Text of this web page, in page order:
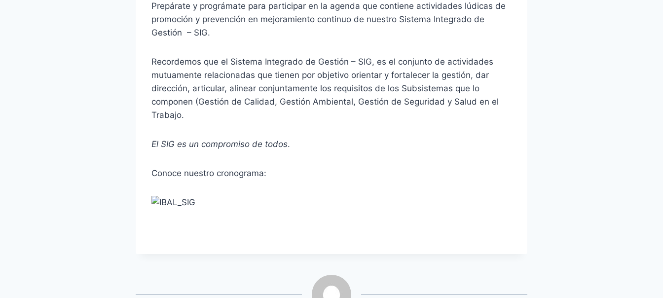
Prepárate y prográmate para participar en la agenda que contiene actividades lúdicas de
promoción y prevención en mejoramiento continuo de nuestro Sistema Integrado de
Gestión – SIG.
Recordemos que el Sistema Integrado de Gestión – SIG, es el conjunto de actividades
mutuamente relacionadas que tienen por objetivo orientar y fortalecer la gestión, dar
dirección, articular, alinear conjuntamente los requisitos de los Subsistemas que lo
componen (Gestión de Calidad, Gestión Ambiental, Gestión de Seguridad y Salud en el
Trabajo.
El SIG es un compromiso de todos.
Conoce nuestro cronograma: